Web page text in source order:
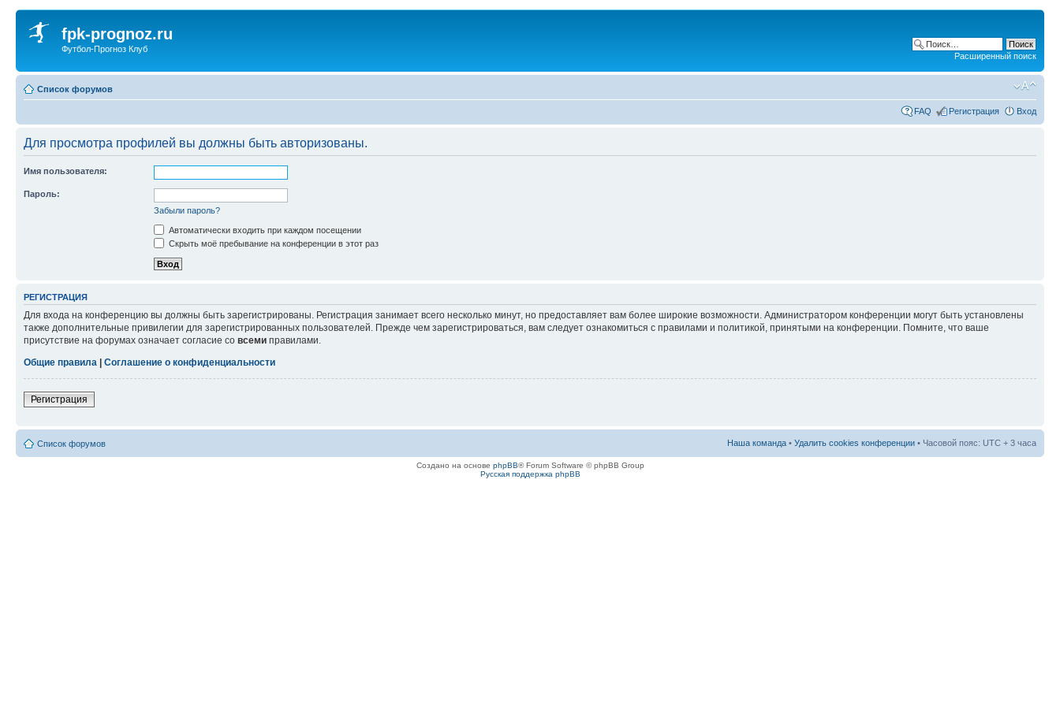
fpk-prognoz.ru
Футбол-Прогноз Клуб
Расширенный поиск
Список форумов
FAQ Регистрация Вход
Для просмотра профилей вы должны быть авторизованы.
Имя пользователя:
Пароль:
Забыли пароль?
Автоматически входить при каждом посещении
Скрыть моё пребывание на конференции в этот раз
РЕГИСТРАЦИЯ
Для входа на конференцию вы должны быть зарегистрированы. Регистрация занимает всего несколько минут, но предоставляет вам более широкие возможности. Администратором конференции могут быть установлены
также дополнительные привилегии для зарегистрированных пользователей. Прежде чем зарегистрироваться, вам следует ознакомиться с правилами и политикой, принятыми на конференции. Помните, что ваше
присутствие на форумах означает согласие со всеми правилами.
Общие правила
Соглашение о конфиденциальности
Регистрация
Список форумов Наша команда • Удалить cookies конференции • Часовой пояс: UTC + 3 часа
Создано на основе phpBB® Forum Software © phpBB Group
Русская поддержка phpBB